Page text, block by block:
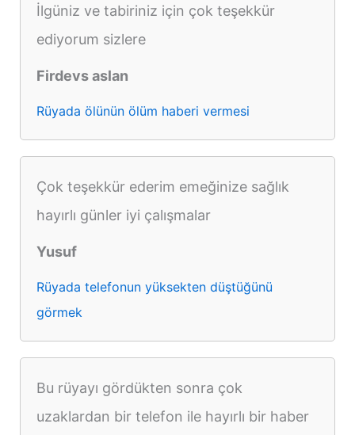
İlgüniz ve tabiriniz için çok teşekkür
ediyorum sizlere
Firdevs aslan
Rüyada ölünün ölüm haberi vermesi
Çok teşekkür ederim emeğinize sağlık
hayırlı günler iyi çalışmalar
Yusuf
Rüyada telefonun yüksekten düştüğünü
görmek
Bu rüyayı gördükten sonra çok
uzaklardan bir telefon ile hayırlı bir haber